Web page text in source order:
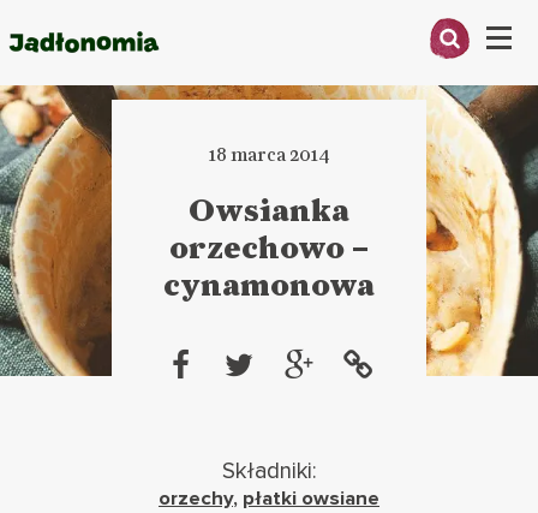
Menu
ARTYKUŁY
KSIĄŻKI
KONTAKT
18 marca 2014
Owsianka
orzechowo –
cynamonowa
Składniki:
orzechy, płatki owsiane